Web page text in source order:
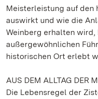
Meisterleistung auf den
auswirkt und wie die
Weinberg erhalten wird,
außergewöhnlichen
historischen Ort erlebt
AUS DEM ALLTAG DER
Die Lebensregel der